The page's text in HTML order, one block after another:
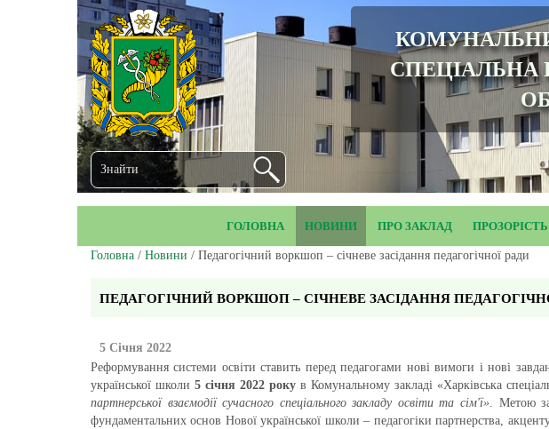
СПЕЦІАЛЬНА
ГОЛОВНА НОВИНИ ПРО ЗАКЛАД
Головна / Новини / Педагогічний воркшоп – січневе засідання педагогічної ради
ПЕДАГОГІЧНИЙ ВОРКШОП – СІЧНЕВЕ ЗАСІДАННЯ
5 Січня 2022
Реформування системи освіти ставить перед педагогами нові вимоги і нові
української школи5 січня 2022 року в Комунальному закладі «Харківська
партнерської взаємодії сучасного спеціального закладу освіти та сім′ї». Метою
фундаментальних основ Нової української школи – педагогіки партнерства,